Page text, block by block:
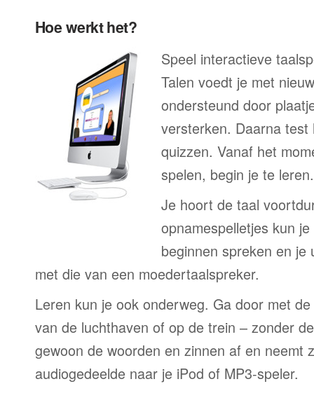
Hoe werkt het?
Speel interactieve
Talen voedt je met
ondersteund door
versterken. Daarna
quizzen. Vanaf het
spelen, begin je te leren.
Je hoort de taal
opnamespelletjes kun
beginnen spreken en je
met die van een moedertaalspreker.
Leren kun je ook onderweg. Ga door met
van de luchthaven of op de trein – zonder
gewoon de woorden en zinnen af en neemt
audiogedeelde naar je iPod of MP3-speler.